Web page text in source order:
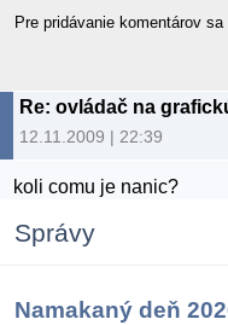
Pre pridávanie komentárov sa
Re: ovládač na
12.11.2009 | 22:39
koli comu je nanic?
Správy
Namakaný deň